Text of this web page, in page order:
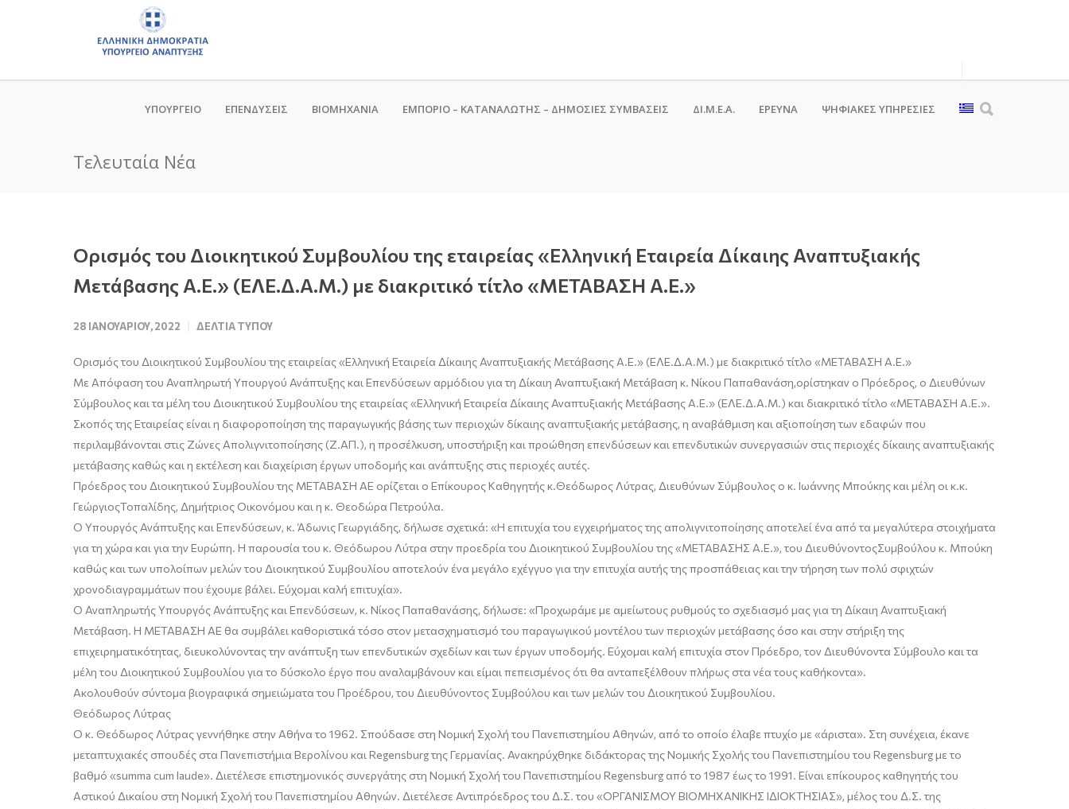
ΥΠΟΥΡΓΕΙΟ ΕΠΕΝΔΥΣΕΙΣ ΒΙΟΜΗΧΑΝΙΑ ΕΜΠΟΡΙΟ – ΚΑΤΑΝΑΛΩΤΗΣ – ΔΗΜΟΣΙΕΣ ΣΥΜΒΑΣΕΙΣ ΔΙ.Μ.Ε.Α. ΕΡΕΥΝΑ ΨΗΦΙΑΚΈΣ ΥΠΗΡΕΣΊΕΣ
Τελευταία Νέα
Ορισμός του Διοικητικού Συμβουλίου της εταιρείας «Ελληνική Εταιρεία Δίκαιης Αναπτυξιακής
Μετάβασης Α.Ε.» (ΕΛΕ.Δ.Α.Μ.) με διακριτικό τίτλο «ΜΕΤΑΒΑΣΗ Α.Ε.»
28 ΙΑΝΟΥΑΡΊΟΥ, 2022 ΔΕΛΤΊΑ ΤΎΠΟΥ
Ορισμόςτου Διοικητικού Συμβουλίου της εταιρείας «Ελληνική Εταιρεία Δίκαιης Αναπτυξιακής Μετάβασης Α.Ε.» (ΕΛΕ.Δ.Α.Μ.) με διακριτικό τίτλο «ΜΕΤΑΒΑΣΗ Α.Ε.»
Με Απόφαση του Αναπληρωτή Υπουργού Ανάπτυξης και Επενδύσεων αρμόδιου για τη Δίκαιη Αναπτυξιακή Μετάβαση κ. Νίκου Παπαθανάση,ορίστηκαν ο Πρόεδρος, ο Διευθύνων
Σύμβουλοςκαι τα μέλη του Διοικητικού Συμβουλίου της εταιρείας «Ελληνική Εταιρεία Δίκαιης Αναπτυξιακής Μετάβασης Α.Ε.» (ΕΛΕ.Δ.Α.Μ.) και διακριτικό τίτλο «ΜΕΤΑΒΑΣΗ Α.Ε.».
Σκοπός της Εταιρείας είναι η διαφοροποίηση της παραγωγικής βάσης των περιοχών δίκαιης αναπτυξιακής μετάβασης, η αναβάθμιση και αξιοποίηση των εδαφών που
περιλαμβάνονται στις Ζώνες Απολιγνιτοποίησης (Ζ.ΑΠ.), η προσέλκυση, υποστήριξη και προώθηση επενδύσεων και επενδυτικών συνεργασιών στις περιοχές δίκαιης αναπτυξιακής
μετάβασης καθώς και η εκτέλεση και διαχείριση έργων υποδομής και ανάπτυξης στις περιοχές αυτές.
Πρόεδρος του Διοικητικού Συμβουλίου της ΜΕΤΑΒΑΣΗ ΑΕ ορίζεται ο Επίκουρος Καθηγητής κ.Θεόδωρος Λύτρας, Διευθύνων Σύμβουλος ο κ. Ιωάννης Μπούκηςκαι μέλη οι κ.κ.
ΓεώργιοςΤοπαλίδης, Δημήτριος Οικονόμου και η κ. Θεοδώρα Πετρούλα.
Ο Υπουργός Ανάπτυξης και Επενδύσεων, κ. ΆδωνιςΓεωργιάδης, δήλωσε σχετικά: «Η επιτυχία του εγχειρήματος της απολιγνιτοποίησης αποτελεί ένα από τα μεγαλύτερα στοιχήματα
για τη χώρα και για την Ευρώπη. Η παρουσία του κ. Θεόδωρου Λύτρα στην προεδρία του Διοικητικού Συμβουλίου της«ΜΕΤΑΒΑΣΗΣ Α.Ε.», του ΔιευθύνοντοςΣυμβούλου κ. Μπούκη
καθώς και των υπολοίπων μελών του Διοικητικού Συμβουλίου αποτελούν ένα μεγάλο εχέγγυο για την επιτυχία αυτής της προσπάθειας και την τήρηση των πολύ σφιχτών
χρονοδιαγραμμάτων που έχουμε βάλει. Εύχομαι καλή επιτυχία».
Ο Αναπληρωτής Υπουργός Ανάπτυξης και Επενδύσεων, κ. Νίκος Παπαθανάσης, δήλωσε: «Προχωράμε με αμείωτους ρυθμούς το σχεδιασμό μας για τη Δίκαιη Αναπτυξιακή
Μετάβαση. Η ΜΕΤΑΒΑΣΗ ΑΕ θα συμβάλει καθοριστικά τόσο στον μετασχηματισμό του παραγωγικού μοντέλου των περιοχών μετάβασης όσο και στην στήριξη της
επιχειρηματικότητας, διευκολύνοντας την ανάπτυξη των επενδυτικών σχεδίων και των έργων υποδομής. Εύχομαι καλή επιτυχία στον Πρόεδρο, τον Διευθύνοντα Σύμβουλο και τα
μέλη του Διοικητικού Συμβουλίου για το δύσκολο έργο που αναλαμβάνουν και είμαι πεπεισμένος ότι θα ανταπεξέλθουν πλήρως στα νέα τους καθήκοντα».
Ακολουθούν σύντομα βιογραφικά σημειώματα του Προέδρου, του Διευθύνοντος Συμβούλου και των μελών του Διοικητικού Συμβουλίου.
Θεόδωρος Λύτρας
Ο κ. Θεόδωρος Λύτρας γεννήθηκε στην Αθήνα το 1962. Σπούδασε στη Νομική Σχολή του Πανεπιστημίου Αθηνών, από το οποίο έλαβε πτυχίο με «άριστα». Στη συνέχεια, έκανε
μεταπτυχιακές σπουδές στα Πανεπιστήμια Βερολίνου και Regensburgτης Γερμανίας. Ανακηρύχθηκε διδάκτορας της Νομικής Σχολής του Πανεπιστημίου του Regensburgμε το
βαθμό «summa cum laude». Διετέλεσε επιστημονικός συνεργάτης στη Νομική Σχολή του Πανεπιστημίου Regensburg από το 1987 έως το 1991. Είναι επίκουρος καθηγητής του
Αστικού Δικαίου στη Νομική Σχολή του Πανεπιστημίου Αθηνών. Διετέλεσε Αντιπρόεδρος του Δ.Σ. του «ΟΡΓΑΝΙΣΜΟΥ ΒΙΟΜΗΧΑΝΙΚΗΣ ΙΔΙΟΚΤΗΣΙΑΣ», μέλος του Δ.Σ. της